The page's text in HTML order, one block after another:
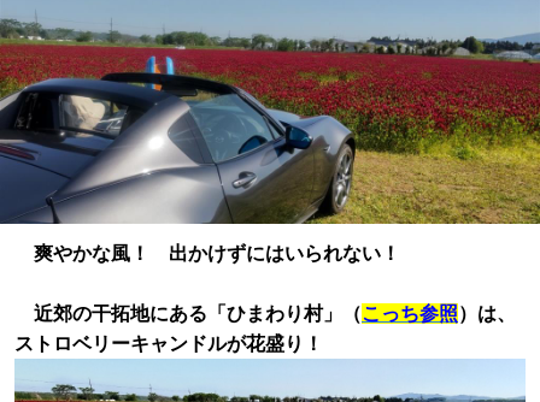
爽やかな風！ 出かけずにはいられない！
近郊の干拓地にある「ひまわり村」（こっち参照）は、
ストロベリーキャンドルが花盛り！